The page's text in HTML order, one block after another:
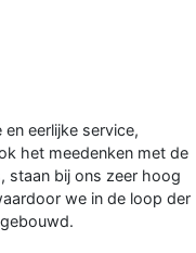
eerlijke service,
het meedenken met de
staan bij ons zeer hoog
we in de loop der